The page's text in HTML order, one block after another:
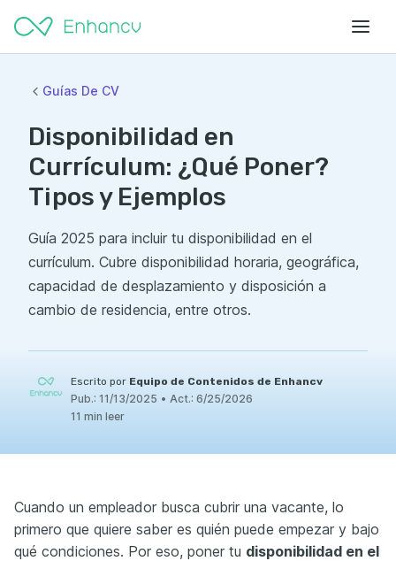
Guías De CV
Disponibilidad en
Currículum: ¿Qué Poner?
Tipos y Ejemplos
Guía 2025 para incluir tu disponibilidad en el
currículum. Cubre disponibilidad horaria, geográfica,
capacidad de desplazamiento y disposición a
cambio de residencia, entre otros.
Escrito por Equipo de Contenidos de Enhancv
Pub.: 11/13/2025 • Act.: 6/25/2026
11 min leer
Cuando un empleador busca cubrir una vacante, lo
primero que quiere saber es quién puede empezar y bajo
qué condiciones. Por eso, poner tu disponibilidad en el